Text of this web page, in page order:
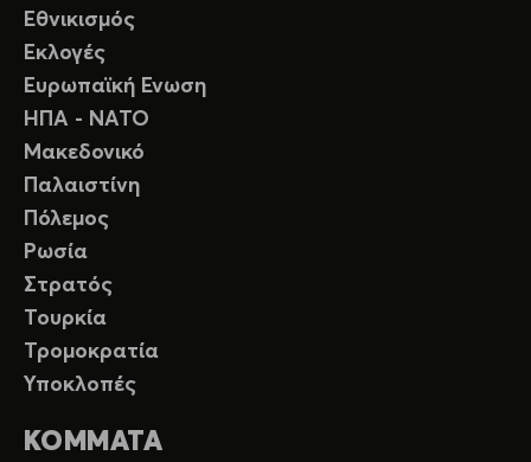
Εθνικισμός
Εκλογές
Ευρωπαϊκή Ενωση
ΗΠΑ - ΝΑΤΟ
Μακεδονικό
Παλαιστίνη
Πόλεμος
Ρωσία
Στρατός
Τουρκία
Τρομοκρατία
Υποκλοπές
ΚΟΜΜΑΤΑ